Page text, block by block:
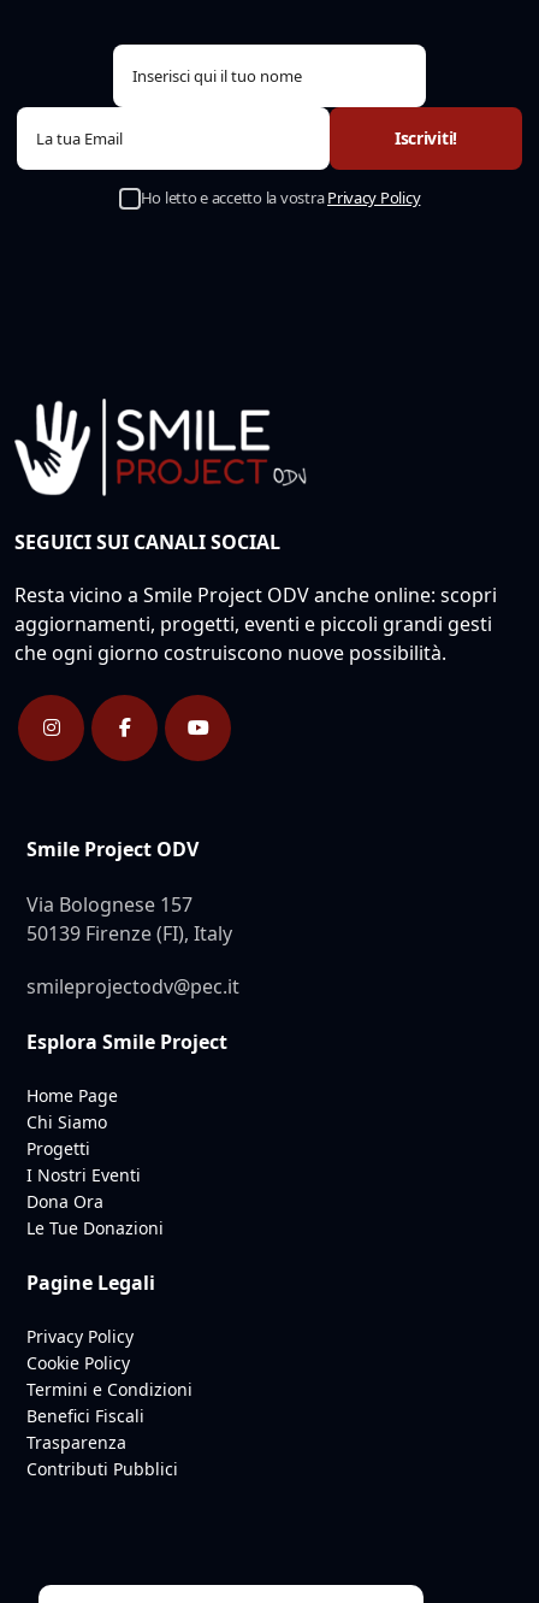
Ho letto e accetto la vostraPrivacy Policy
SEGUICI SUI CANALI SOCIAL
Resta vicino a Smile Project ODV anche online: scopri
aggiornamenti, progetti, eventi e piccoli grandi gesti
che ogni giorno costruiscono nuove possibilità.
Smile Project ODV
Via Bolognese 157
50139 Firenze (FI), Italy
smileprojectodv@pec.it
Esplora Smile Project
Home Page
Chi Siamo
Progetti
I Nostri Eventi
Dona Ora
Le Tue Donazioni
Pagine Legali
Privacy Policy
Cookie Policy
Termini e Condizioni
Benefici Fiscali
Trasparenza
Contributi Pubblici